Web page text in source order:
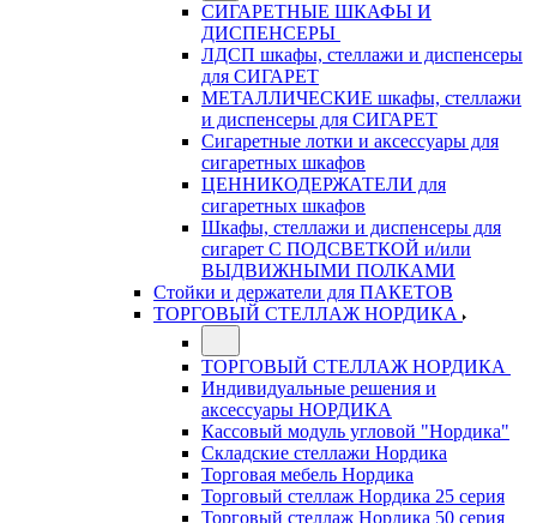
СИГАРЕТНЫЕ ШКАФЫ И
ДИСПЕНСЕРЫ
ЛДСП шкафы, стеллажи и диспенсеры
для СИГАРЕТ
МЕТАЛЛИЧЕСКИЕ шкафы, стеллажи
и диспенсеры для СИГАРЕТ
Сигаретные лотки и аксессуары для
сигаретных шкафов
ЦЕННИКОДЕРЖАТЕЛИ для
сигаретных шкафов
Шкафы, стеллажи и диспенсеры для
сигарет С ПОДСВЕТКОЙ и/или
ВЫДВИЖНЫМИ ПОЛКАМИ
Стойки и держатели для ПАКЕТОВ
ТОРГОВЫЙ СТЕЛЛАЖ НОРДИКА
ТОРГОВЫЙ СТЕЛЛАЖ НОРДИКА
Индивидуальные решения и
аксессуары НОРДИКА
Кассовый модуль угловой "Нордика"
Складские стеллажи Нордика
Торговая мебель Нордика
Торговый стеллаж Нордика 25 серия
Торговый стеллаж Нордика 50 серия